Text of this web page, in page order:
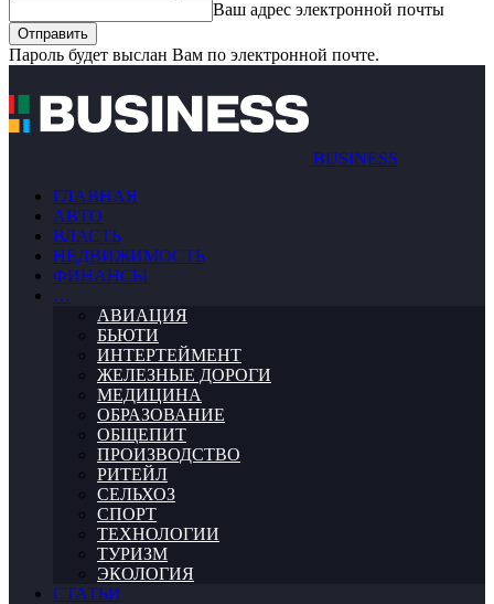
Ваш адрес электронной почты
Пароль будет выслан Вам по электронной почте.
BUSINESS
ГЛАВНАЯ
АВТО
ВЛАСТЬ
НЕДВИЖИМОСТЬ
ФИНАНСЫ
…
АВИАЦИЯ
БЬЮТИ
ИНТЕРТЕЙМЕНТ
ЖЕЛЕЗНЫЕ ДОРОГИ
МЕДИЦИНА
ОБРАЗОВАНИЕ
ОБЩЕПИТ
ПРОИЗВОДСТВО
РИТЕЙЛ
СЕЛЬХОЗ
СПОРТ
ТЕХНОЛОГИИ
ТУРИЗМ
ЭКОЛОГИЯ
СТАТЬИ